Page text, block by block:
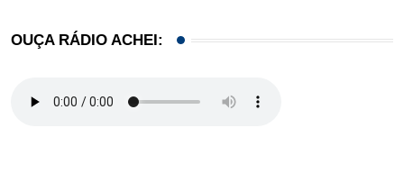
OUÇA RÁDIO ACHEI: